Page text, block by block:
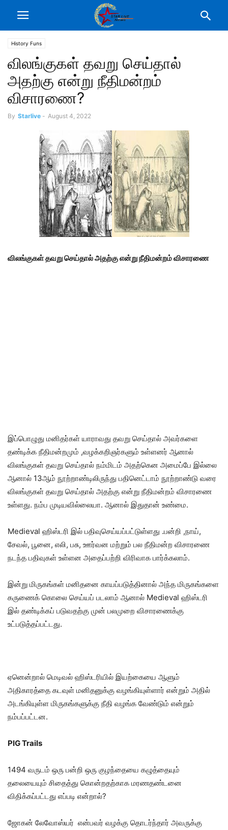
History Funs
விலங்குகள் தவறு செய்தால்
அதற்கு என்று நீதிமன்றம்
விசாரணை?
By Starlive - August 4, 2022
விலங்குகள் தவறு செய்தால் அதற்கு என்று நீதிமன்றம் விசாரணை
இப்பொழுது மனிதர்கள் யாராவது தவறு செய்தால் அவர்களை
தண்டிக்க நீதிமன்றமும் ,வழக்கறிஞர்களும் உள்ளனர் ஆனால்
விலங்குகள் தவறு செய்தால் நம்மிடம் அதற்கென அமைப்பே இல்லை
ஆனால் 13ஆம் நூற்றாண்டிலிருந்து பதினெட்டாம் நூற்றாண்டு வரை
விலங்குகள் தவறு செய்தால் அதற்கு என்று நீதிமன்றம் விசாரணை
உள்ளது. நம்ப முடியவில்லையா. ஆனால் இதுதான் உண்மை.
Medieval ஹிஸ்டரி இல் பதிவுசெய்யப்பட்டுள்ளது .பன்றி ,நாய்,
சேவல், பூனை, எலி, பசு, ஊர்வன மற்றும் பல நீதிமன்ற விசாரணை
நடந்த பதிவுகள் உள்ளன அதைப்பற்றி விரிவாக பார்க்கலாம்.
இன்று மிருகங்கள் மனிதனை காயப்படுத்தினால் அந்த மிருகங்களை
கருணைக் கொலை செய்யப் படலாம் ஆனால் Medieval ஹிஸ்டரி
இல் தண்டிக்கப் படுவதற்கு முன் பலமுறை விசாரணைக்கு
உட்படுத்தப்பட்டது.
ஏனென்றால் மெடிவல் ஹிஸ்டரியில் இயற்கையை ஆளும்
அதிகாரத்தை கடவுள் மனிதனுக்கு வழங்கியுள்ளார் என்றும் அதில்
அடங்கியுள்ள மிருகங்களுக்கு நீதி வழங்க வேண்டும் என்றும்
நம்பப்பட்டன.
PIG Trails
1494 வருடம் ஒரு பன்றி ஒரு குழந்தையை கழுத்தையும்
தலையையும் சிதைத்து கொன்றதற்காக மரணதண்டனை
விதிக்கப்பட்டது எப்படி என்றால்?
ஜோகன் லேவோஸ்யர் என்பவர் வழக்கு தொடர்ந்தார் அவருக்கு